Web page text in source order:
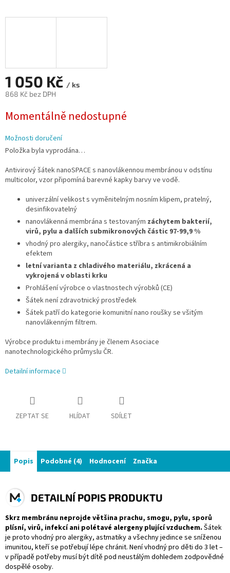
1 050 Kč / ks
868 Kč bez DPH
cena:
Momentálně nedostupné
Možnosti doručení
Položka byla vyprodána…
Antivirový šátek nanoSPACE s nanovlákennou membránou v odstínu
multicolor, vzor připomíná barevné kapky barvy ve vodě.
univerzální velikost s vyměnitelným nosním klipem, pratelný,
desinfikovatelný
nanovlákenná membrána s testovaným záchytem bakterií,
virů, pylu a dalších submikronových částic 97-99,9 %
vhodný pro alergiky, nanočástice stříbra s antimikrobiálním
efektem
letní varianta z chladivého materiálu, zkrácená a
vykrojená v oblasti krku
Prohlášení výrobce o vlastnostech výrobků (CE)
Šátek není zdravotnický prostředek
Šátek patří do kategorie komunitní nano roušky se všitým
nanovlákenným filtrem.
Výrobce produktu i membrány je členem Asociace
nanotechnologického průmyslu ČR.
Detailní informace
ZEPTAT SE HLÍDAT SDÍLET
Popis Podobné (4) Hodnocení Značka
DETAILNÍ POPIS PRODUKTU
Skrz membránu neprojde většina prachu, smogu, pylu, sporů
plísní, virů, infekcí ani polétavé alergeny plující vzduchem. Šátek
je proto vhodný pro alergiky, astmatiky a všechny jedince se sníženou
imunitou, kteří se potřebují lépe chránit. Není vhodný pro děti do 3 let –
v případě potřeby musí být dítě pod neustálým dohledem zodpovědné
dospělé osoby.